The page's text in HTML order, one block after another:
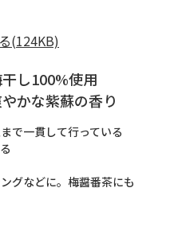
(124KB)
し100%使用
かな紫蘇の香り
で一貫して行っている
グなどに。梅醤番茶にも